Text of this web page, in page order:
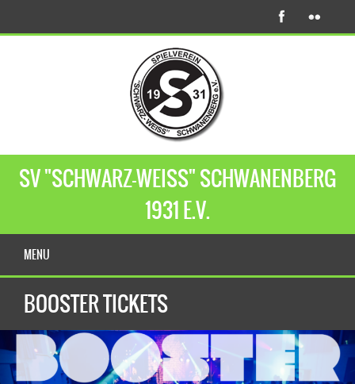
SV "SCHWARZ-WEISS" SCHWANENBERG
1931 E.V.
MENU
BOOSTER TICKETS